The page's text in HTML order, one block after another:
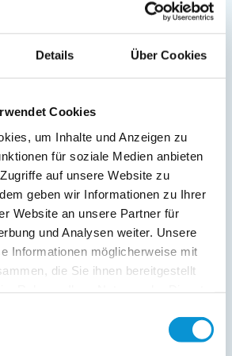
Details Über Cookies
Cookies
um Inhalte und Anzeigen zu
für soziale Medien anbieten
auf unsere Website zu
geben wir Informationen zu Ihrer
Website an unsere Partner für
und Analysen weiter. Unsere
Informationen möglicherweise mit
die Sie ihnen bereitgestellt
mit Terrasse in Scharbeutz